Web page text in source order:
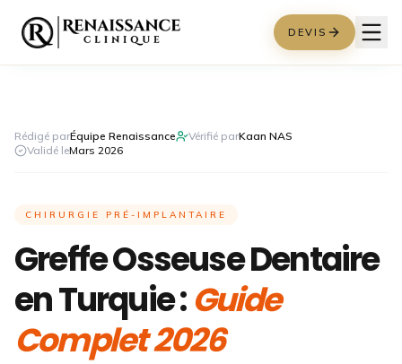
DEVIS
Rédigé parÉquipe Renaissance Vérifié parKaan NAS
Validé leMars 2026
CHIRURGIE PRÉ-IMPLANTAIRE
Greffe Osseuse Dentaire
en Turquie : Guide
Complet 2026